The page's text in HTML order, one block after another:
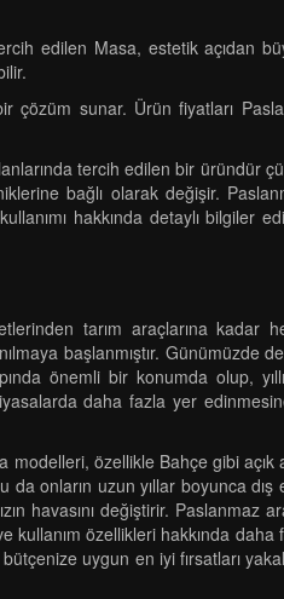
edilen Masa, estetik açıdan
çözüm sunar. Ürün fiyatları
tercih edilen bir üründür
bağlı olarak değişir.
hakkında detaylı bilgiler
tarım araçlarına kadar
başlanmıştır. Günümüzde
önemli bir konumda olup,
daha fazla yer
modelleri, özellikle Bahçe gibi açık
onların uzun yıllar boyunca dış
havasını değiştirir. Paslanmaz
kullanım özellikleri hakkında daha
uygun en iyi fırsatları